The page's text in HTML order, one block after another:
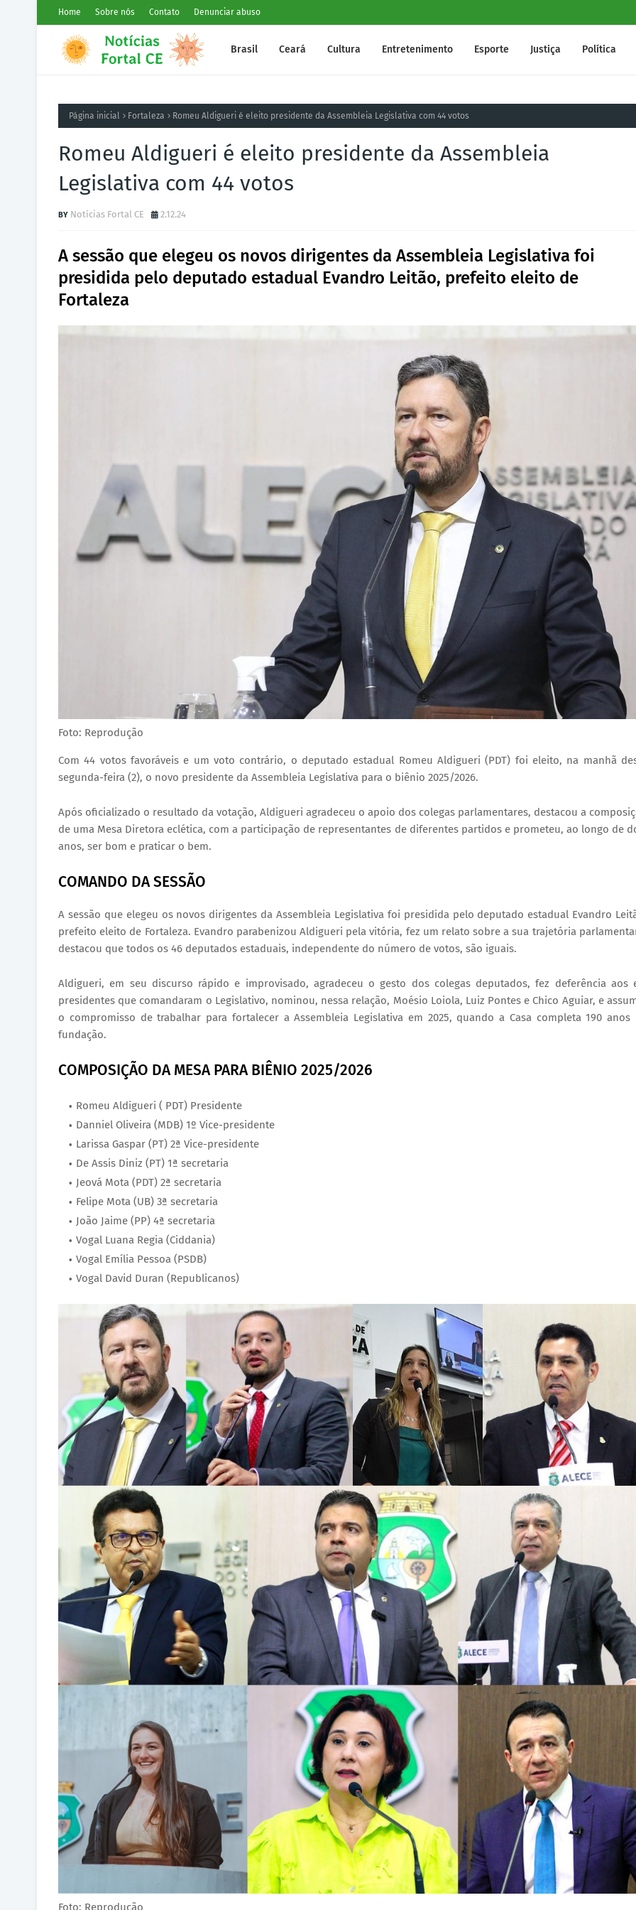
Home Sobre nós Contato Denunciar abuso
Brasil Ceará Cultura Entretenimento Esporte Justiça Política
Página inicial Fortaleza Romeu Aldigueri é eleito presidente da Assembleia Legislativa com 44 votos
Romeu Aldigueri é eleito presidente da Assembleia
Legislativa com 44 votos
Notícias Fortal CE 2.12.24
A sessão que elegeu os novos dirigentes da Assembleia Legislativa foi
presidida pelo deputado estadual Evandro Leitão, prefeito eleito de
Fortaleza
Foto: Reprodução
Com 44 votos favoráveis e um voto contrário, o deputado estadual Romeu Aldigueri (PDT) foi eleito, na manhã
segunda-feira (2), o novo presidente da Assembleia Legislativa para o biênio 2025/2026.
Após oficializado o resultado da votação, Aldigueri agradeceu o apoio dos colegas parlamentares, destacou a
de uma Mesa Diretora eclética, com a participação de representantes de diferentes partidos e prometeu, ao longo de
anos, ser bom e praticar o bem.
COMANDO DA SESSÃO
A sessão que elegeu os novos dirigentes da Assembleia Legislativa foi presidida pelo deputado estadual Evandro
prefeito eleito de Fortaleza. Evandro parabenizou Aldigueri pela vitória, fez um relato sobre a sua trajetória
destacou que todos os 46 deputados estaduais, independente do número de votos, são iguais.
Aldigueri, em seu discurso rápido e improvisado, agradeceu o gesto dos colegas deputados, fez deferência aos
presidentes que comandaram o Legislativo, nominou, nessa relação, Moésio Loiola, Luiz Pontes e Chico Aguiar, e
o compromisso de trabalhar para fortalecer a Assembleia Legislativa em 2025, quando a Casa completa 190 anos
fundação.
COMPOSIÇÃO DA MESA PARA BIÊNIO 2025/2026
Romeu Aldigueri ( PDT) Presidente
Danniel Oliveira (MDB) 1º Vice-presidente
Larissa Gaspar (PT) 2ª Vice-presidente
De Assis Diniz (PT) 1ª secretaria
Jeová Mota (PDT) 2ª secretaria
Felipe Mota (UB) 3ª secretaria
João Jaime (PP) 4ª secretaria
Vogal Luana Regia (Ciddania)
Vogal Emília Pessoa (PSDB)
Vogal David Duran (Republicanos)
Foto: Reprodução